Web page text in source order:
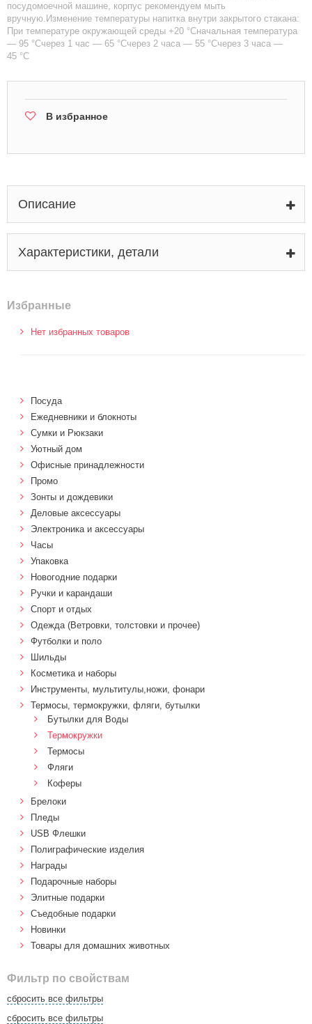
посудомоечной машине, корпус рекомендуем мыть
вручную.Изменение температуры напитка внутри закрытого стакана:
При температуре окружающей среды +20 °Сначальная температура
— 95 °Счерез 1 час — 65 °Счерез 2 часа — 55 °Счерез 3 часа —
45 °С
В избранное
Описание
Характеристики, детали
Избранные
Нет избранных товаров
Посуда
Ежедневники и блокноты
Сумки и Рюкзаки
Уютный дом
Офисные принадлежности
Промо
Зонты и дождевики
Деловые аксессуары
Электроника и аксессуары
Часы
Упаковка
Новогодние подарки
Ручки и карандаши
Спорт и отдых
Одежда (Ветровки, толстовки и прочее)
Футболки и поло
Шильды
Косметика и наборы
Инструменты, мультитулы,ножи, фонари
Термосы, термокружки, фляги, бутылки
Бутылки для Воды
Термокружки
Термосы
Фляги
Коферы
Брелоки
Пледы
USB Флешки
Полиграфические изделия
Награды
Подарочные наборы
Элитные подарки
Cъедобные подарки
Новинки
Товары для домашних животных
Фильтр по свойствам
сбросить все фильтры
сбросить все фильтры